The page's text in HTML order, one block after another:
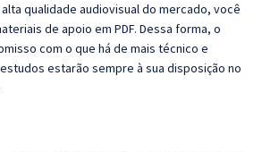
qualidade audiovisual do mercado, você
de apoio em PDF. Dessa forma, o
com o que há de mais técnico e
estarão sempre à sua disposição no